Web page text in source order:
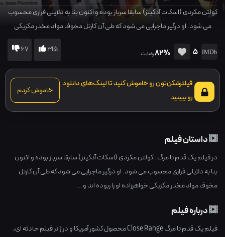
کولتن مکردی (اسکات آدکینز) سابقا سرباز بوده و اکنون بنا به دلایلی فراری محسوب
می شود. او درگیر ماجرایی می شود که طی آن کارتل مخوف مواد مخدر مکزیکی
5
82%رضایت 315
67
فیلترشکن‌تون رو خاموش کنید تا لینک‌های دانلود
رو ببینید
خاموش کردم
داستان فیلم
در فیلم یک قدم تا مرگ : کولتن مکردی (اسکات آدکینز) سابقا سرباز بوده و اکنون
بنا به دلایلی فراری محسوب می شود. او درگیر ماجرایی می شود که طی آن کارتل
مخوف مواد مخدر مکزیکی خواهرزاده او را ربوده اند و...
درباره فیلم
فیلم یک قدم تا مرگ Close Range محصول کشور آمریکاو در ژانرفیلم حادثه ای,